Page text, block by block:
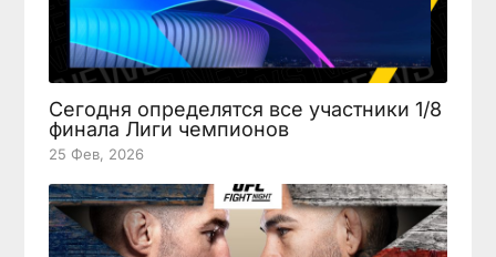
Сегодня определятся все участники 1/8
финала Лиги чемпионов
25 Фев, 2026